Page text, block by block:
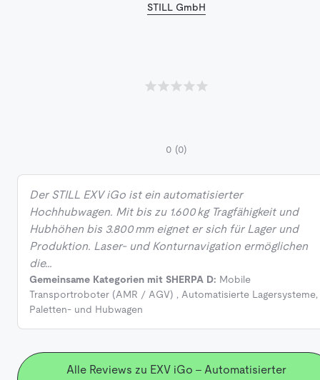
STILL GmbH
0 (0)
Der STILL EXV iGo ist ein automatisierter
Hochhubwagen. Mit bis zu 1.600 kg Tragfähigkeit und
Hubhöhen bis 3.800 mm eignet er sich für Lager und
Produktion. Laser‑ und Konturnavigation ermöglichen
die…
Gemeinsame Kategorien mit SHERPA D: Mobile
Transportroboter (AMR / AGV) , Automatisierte Lagersysteme,
Paletten- und Hubwagen
Alle Reviews zu EXV iGo - Automatisierter